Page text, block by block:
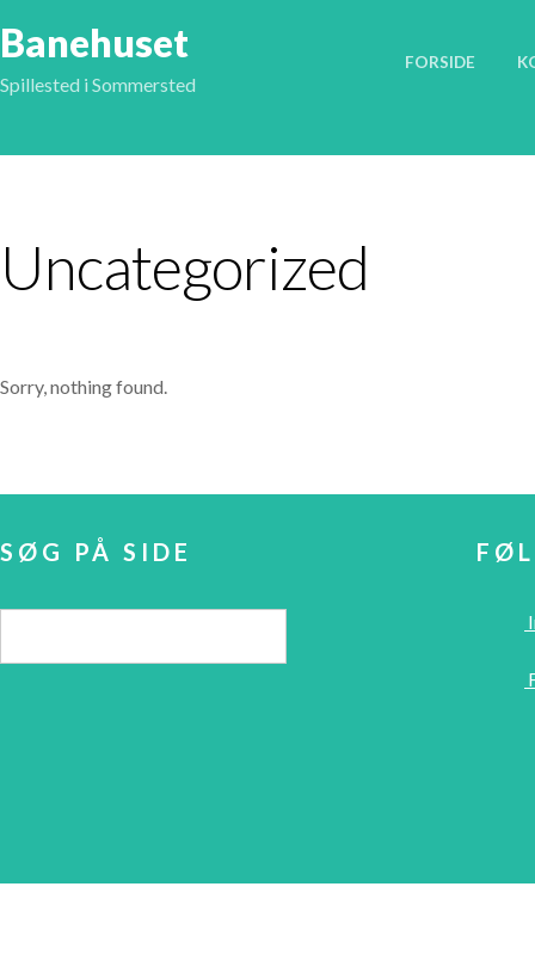
Banehuset
Spillested i Sommersted
FORSIDE
Uncategorized
Sorry, nothing found.
SØG PÅ SIDE